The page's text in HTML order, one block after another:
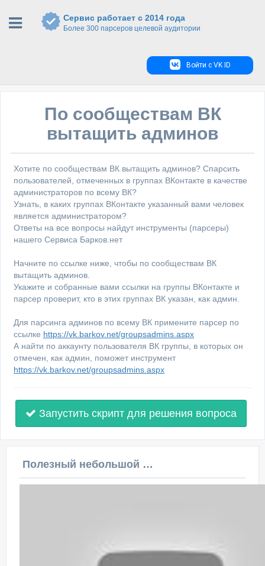
Сервис работает с 2014 года
Более 300 парсеров целевой аудитории
Войти с VK ID
По сообществам ВК
вытащить админов
Хотите по сообществам ВК вытащить админов? Спарсить
пользователей, отмеченных в группах ВКонтакте в качестве
администраторов по всему ВК?
Узнать, в каких группах ВКонтакте указанный вами человек
является администратором?
Ответы на все вопросы найдут инструменты (парсеры)
нашего Сервиса Барков.нет
Начните по ссылке ниже, чтобы по сообществам ВК
вытащить админов.
Укажите и собранные вами ссылки на группы ВКонтакте и
парсер проверит, кто в этих группах ВК указан, как админ.
Для парсинга админов по всему ВК примените парсер по
ссылке https://vk.barkov.net/groupsadmins.aspx
А найти по аккаунту пользователя ВК группы, в которых он
отмечен, как админ, поможет инструмент
https://vk.barkov.net/groupsadmins.aspx
Запустить скрипт для решения вопроса
Полезный небольшой видеоурок по этой теме